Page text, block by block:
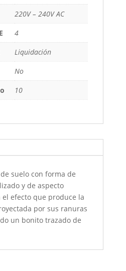
220V – 240V AC
4
Liquidación
No
10
suelo con forma de
y de aspecto
el efecto que produce la
por sus ranuras
un bonito trazado de